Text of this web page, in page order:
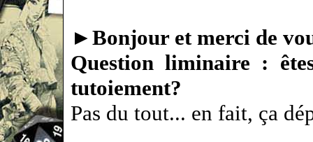
►Bonjour et merci de
Question liminaire :
tutoiement?
Pas du tout... en fait, ça